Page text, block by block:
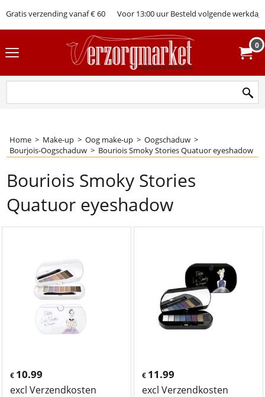
Gratis verzending vanaf € 60 Voor 13:00 uur Besteld volgende werkdag
0
Home > Make-up > Oog make-up > Oogschaduw >
Bourjois-Oogschaduw > Bouriois Smoky Stories Quatuor eyeshadow
Bouriois Smoky Stories
Quatuor eyeshadow
€ 10.99
excl Verzendkosten
€ 11.99
excl Verzendkosten